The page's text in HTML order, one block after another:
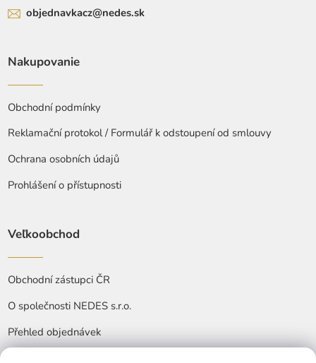
objednavkacz@nedes.sk
Nakupovanie
Obchodní podmínky
Reklamační protokol / Formulář k odstoupení od smlouvy
Ochrana osobních údajů
Prohlášení o přístupnosti
Veľkoobchod
Obchodní zástupci ČR
O společnosti NEDES s.r.o.
Přehled objednávek